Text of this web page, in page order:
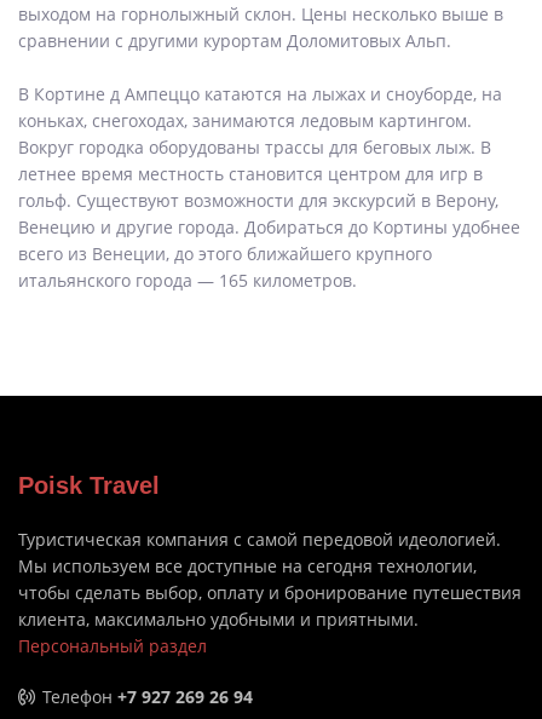
выходом на горнолыжный склон. Цены несколько выше в
сравнении с другими курортам Доломитовых Альп.
В Кортине д Ампеццо катаются на лыжах и сноуборде, на
коньках, снегоходах, занимаются ледовым картингом.
Вокруг городка оборудованы трассы для беговых лыж. В
летнее время местность становится центром для игр в
гольф. Существуют возможности для экскурсий в Верону,
Венецию и другие города. Добираться до Кортины удобнее
всего из Венеции, до этого ближайшего крупного
итальянского города — 165 километров.
Poisk Travel
Туристическая компания с самой передовой идеологией.
Мы используем все доступные на сегодня технологии,
чтобы сделать выбор, оплату и бронирование путешествия
клиента, максимально удобными и приятными.
Персональный раздел
Телефон +7 927 269 26 94